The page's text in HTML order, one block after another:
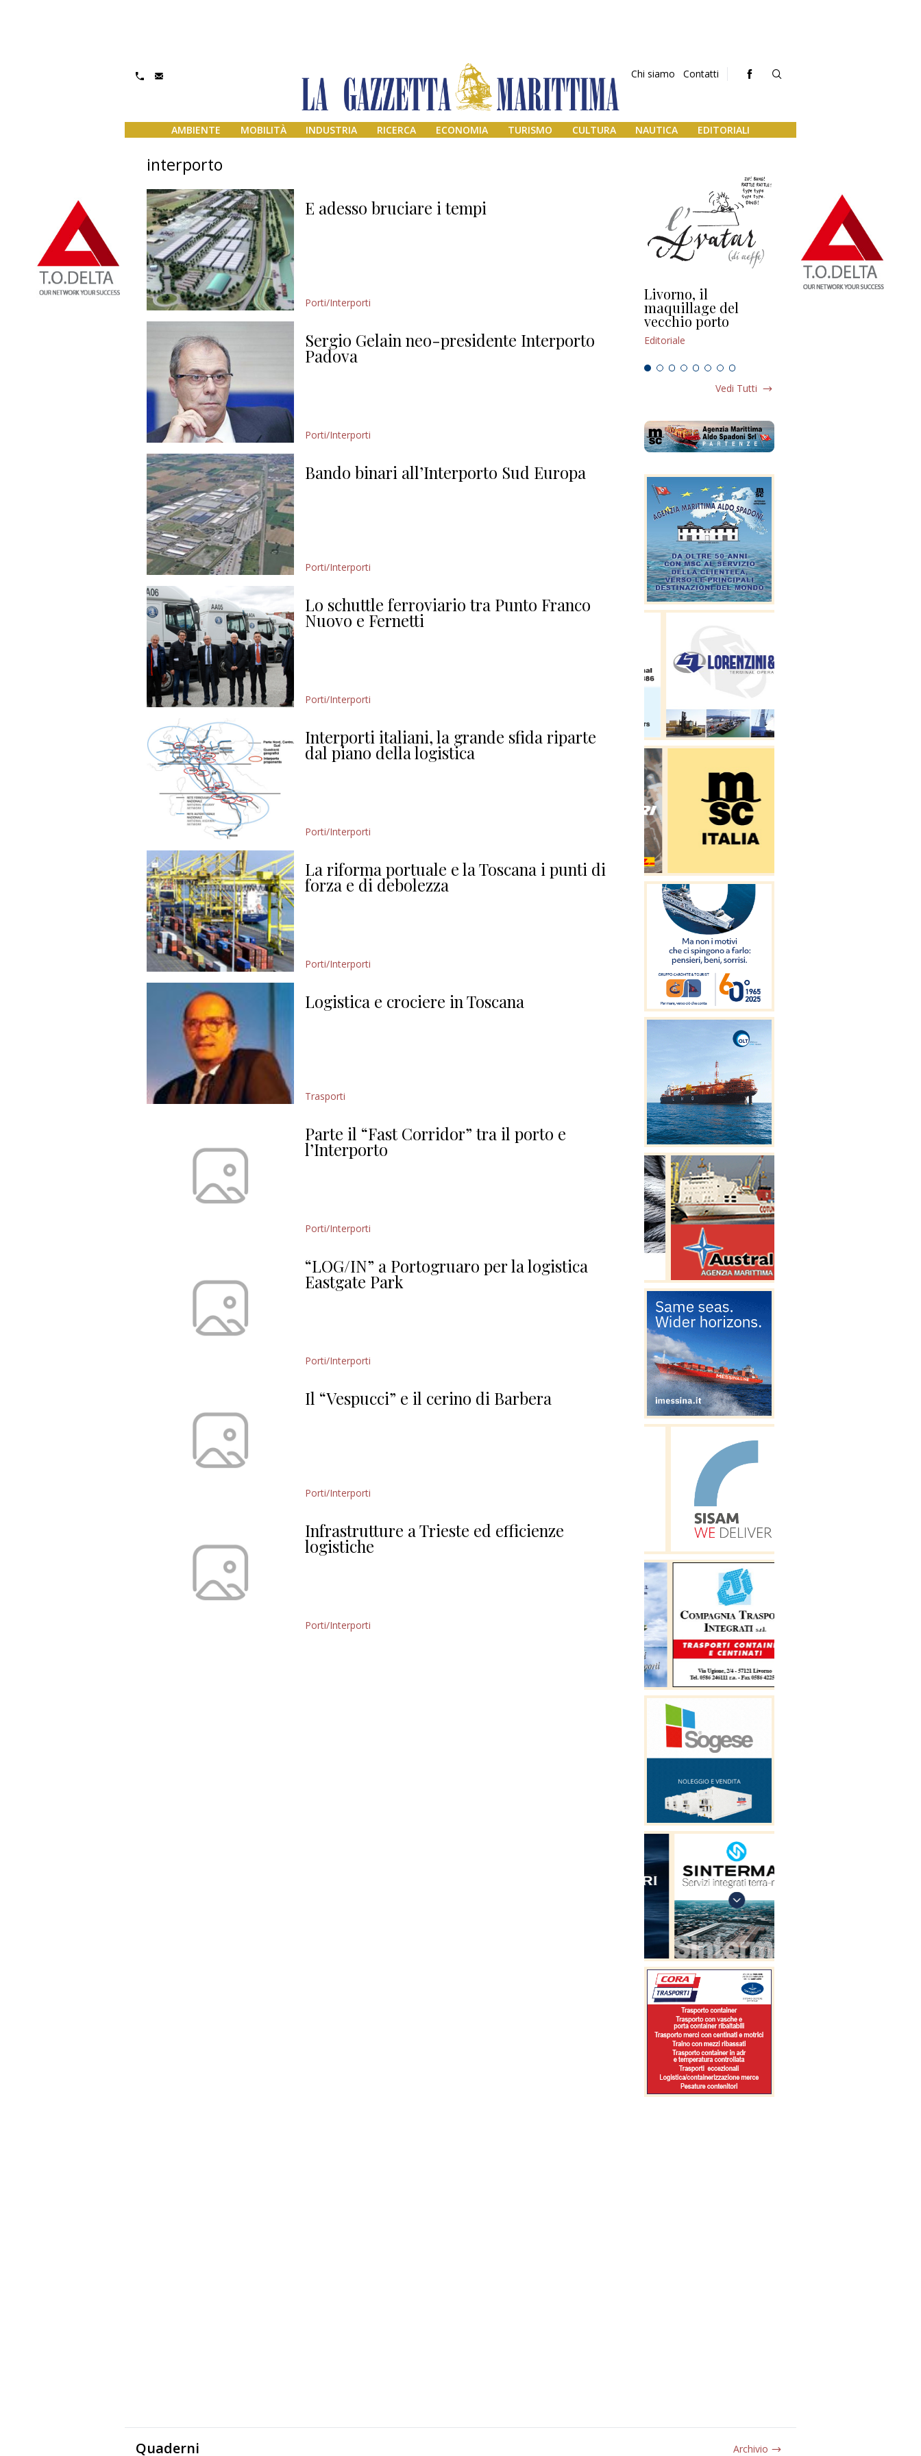
Chi siamo Contatti
AMBIENTE MOBILITÀ INDUSTRIA RICERCA ECONOMIA TURISMO CULTURA NAUTICA EDITORIALI
interporto
E adesso bruciare i tempi
Porti/Interporti
Sergio Gelain neo-presidente Interporto
Padova
Porti/Interporti
Bando binari all’Interporto Sud Europa
Porti/Interporti
Lo schuttle ferroviario tra Punto Franco
Nuovo e Fernetti
Porti/Interporti
Interporti italiani, la grande sfida riparte
dal piano della logistica
Porti/Interporti
La riforma portuale e la Toscana i punti di
forza e di debolezza
Porti/Interporti
Logistica e crociere in Toscana
Trasporti
Parte il “Fast Corridor” tra il porto e
l’Interporto
Porti/Interporti
“LOG/IN” a Portogruaro per la logistica
Eastgate Park
Porti/Interporti
Il “Vespucci” e il cerino di Barbera
Porti/Interporti
Infrastrutture a Trieste ed efficienze
logistiche
Porti/Interporti
Livorno, il
maquillage del
vecchio porto
Editoriale
L’uscita di scena di
Vedi Tutti
Quaderni Archivio